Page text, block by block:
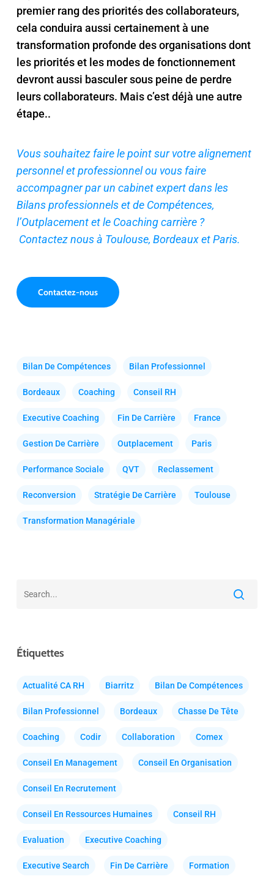
premier rang des priorités des collaborateurs,
cela conduira aussi certainement à une
transformation profonde des organisations dont
les priorités et les modes de fonctionnement
devront aussi basculer sous peine de perdre
leurs collaborateurs. Mais c’est déjà une autre
étape..
Vous souhaitez faire le point survotrealignement
personnel et professionnel ou vous faire
accompagner par un cabinetexpert dans les
Bilansprofessionnels et de Compétences,
l’Outplacementet le Coaching carrière?
Contacteznousà Toulouse, Bordeaux etParis.
Contactez-nous
Bilan De Compétences Bilan Professionnel
Bordeaux Coaching Conseil RH
Executive Coaching Fin De Carrière France
Gestion De Carrière Outplacement Paris
Performance Sociale QVT Reclassement
Reconversion Stratégie De Carrière Toulouse
Transformation Managériale
Étiquettes
Actualité CA RH Biarritz Bilan De Compétences
Bilan Professionnel Bordeaux Chasse De Tête
Coaching Codir Collaboration Comex
Conseil En Management Conseil En Organisation
Conseil En Recrutement
Conseil En Ressources Humaines Conseil RH
Evaluation Executive Coaching
Executive Search Fin De Carrière Formation